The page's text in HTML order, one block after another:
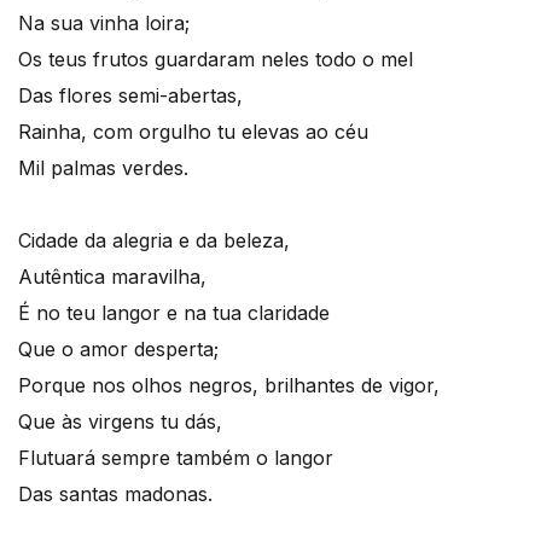
Na sua vinha loira;
Os teus frutos guardaram neles todo o mel
Das flores semi-abertas,
Rainha, com orgulho tu elevas ao céu
Mil palmas verdes.
Cidade da alegria e da beleza,
Autêntica maravilha,
É no teu langor e na tua claridade
Que o amor desperta;
Porque nos olhos negros, brilhantes de vigor,
Que às virgens tu dás,
Flutuará sempre também o langor
Das santas madonas.